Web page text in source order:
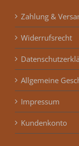
Zahlung &
Widerrufsrecht
Allgemeine
Impressum
Kundenkonto